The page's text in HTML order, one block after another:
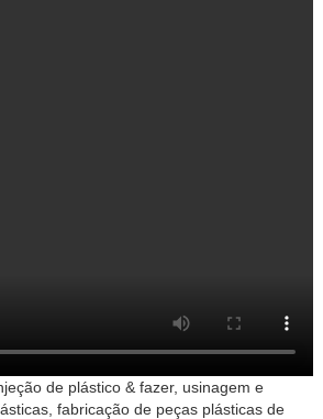
de plástico & fazer, usinagem e
fabricação de peças plásticas de